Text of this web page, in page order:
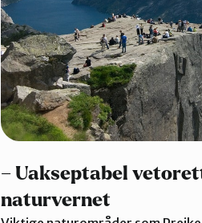
– Uakseptabel
naturvernet